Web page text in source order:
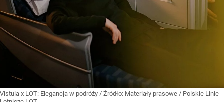
Vistula x LOT: Elegancja w podróży / Źródło: Materiały prasowe / Polskie Linie